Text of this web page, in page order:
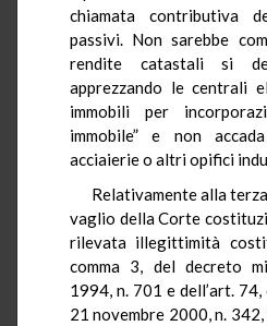
chiamata contributiva
passivi. Non sarebbe
rendite catastali si
apprezzando le centrali
immobili per
immobile”
e non
acciaierie o altri opifici
Relativamente alla
vaglio della Corte
rilevata illegittimità
comma 3, del decreto
1994, n. 701 e dell’art.
21 novembre 2000, n.